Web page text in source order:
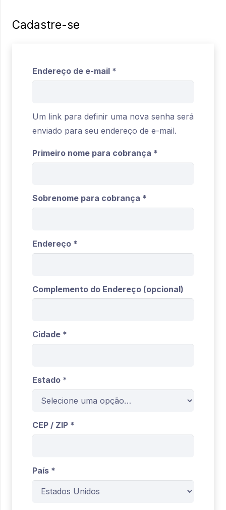
Cadastre-se
Endereço de e-mail *
Um link para definir uma nova senha será
enviado para seu endereço de e-mail.
Primeiro nome para cobrança *
Sobrenome para cobrança *
Endereço *
Complemento do Endereço (opcional)
Cidade *
Estado *
CEP / ZIP *
País *